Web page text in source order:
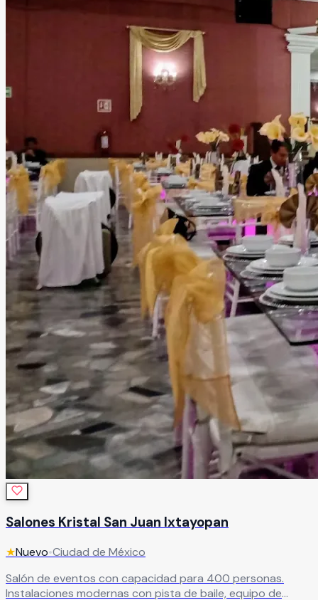
Salones Kristal San Juan Ixtayopan
★Nuevo•Ciudad de México
Salón de eventos con capacidad para 400 personas.
Instalaciones modernas con pista de baile, equipo de